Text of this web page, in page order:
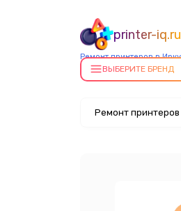
printer-iq.ru
Ремонт принтеров в
ВЫБЕРИТЕ БРЕНД
Ремонт принтеров